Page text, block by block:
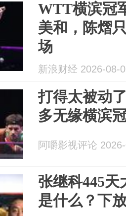
WTT横滨冠
美和，陈熠
场
新浪财经 2026-08-
打得太被动
多无缘横滨
阿嚼影视评论
张继科445天
是什么？下